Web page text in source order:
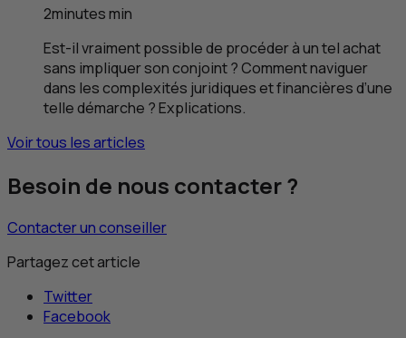
2minutesmin
Est-il vraiment possible de procéder à un tel achat
sans impliquer son conjoint ? Comment naviguer
dans les complexités juridiques et financières d’une
telle démarche ? Explications.
Voir tous les articles
Besoin de nous contacter ?
Contacter un conseiller
Partagez cet article
Twitter
Facebook